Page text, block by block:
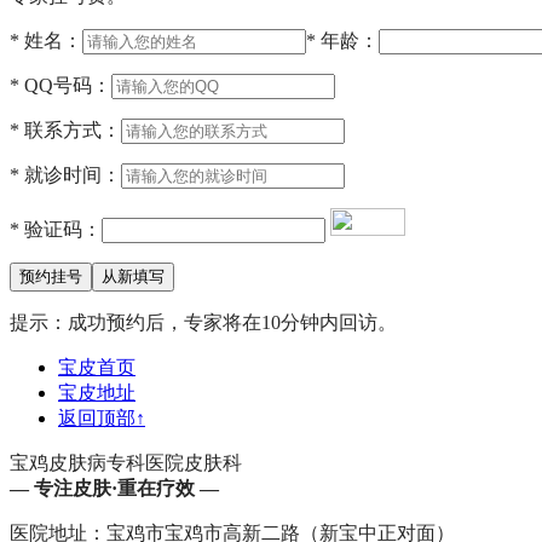
* 姓名： * 年龄：
* QQ号码：
* 联系方式：
* 就诊时间：
* 验证码：
提示：成功预约后，专家将在10分钟内回访。
宝皮首页
宝皮地址
返回顶部↑
宝鸡皮肤病专科医院皮肤科
— 专注皮肤·重在疗效 —
医院地址：宝鸡市宝鸡市高新二路（新宝中正对面）